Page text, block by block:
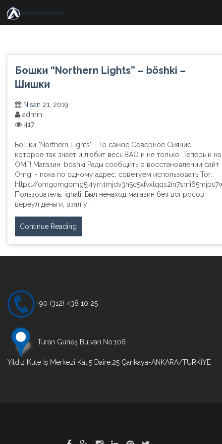
content
Бошки “Northern Lights” – böshki –
Шишки
Nisan 21, 2019
admin
417
Бошки "Northern Lights" - То самое Северное Сияние,
которое так знает и любит весь ВАО и не только. Теперь и на
ОМГ! Магазин: böshki Рады сообщить о восстановлении сайт
Omg! - пока по одному адрес, советуем использовать Tor:
https://
Пользователь: ignatii Был ненаход магазин без вопросов
вереул деньги, взял у…
Continue Reading
+90 (312) 438 10 25
Turan Güneş Bulvarı No:106
Yıldız Kule İş Merkezi Kat:5 Daire:25 Çankaya-ANKARA/TÜRKİYE